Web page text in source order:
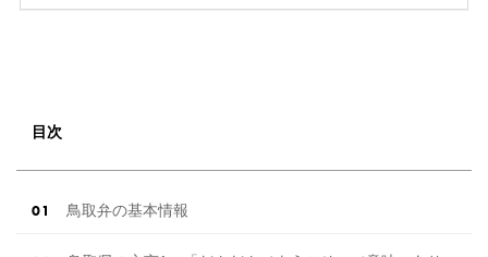
徴１ エリアから都 […]続きを読む
目次
鳥取弁の基本情報